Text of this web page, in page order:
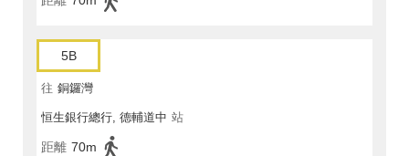
5B
往 銅鑼灣
恒生銀行總行, 德輔道中 站
距離 70m